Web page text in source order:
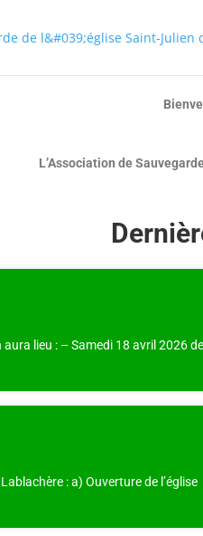
L’Association de
aura lieu : – Samedi 18 avril 2026 de
: a) Ouverture de l’église